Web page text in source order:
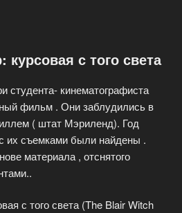
с того света
студента- кинематографиста
фильм . Они заблудились в
( штат Мэриленд). Год
их съемками были найдены .
материала , отснятого
с того света (The Blair Witch